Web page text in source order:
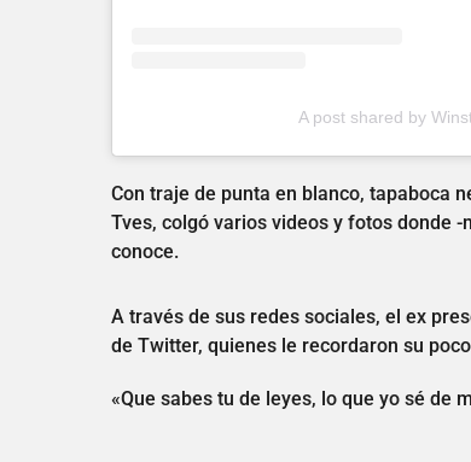
A post shared by
Con traje de punta en blanco, tapaboca
Tves, colgó varios videos y fotos donde
conoce.
A través de sus redes sociales, el ex
de Twitter, quienes le recordaron su
«Que sabes tu de leyes, lo que yo sé de